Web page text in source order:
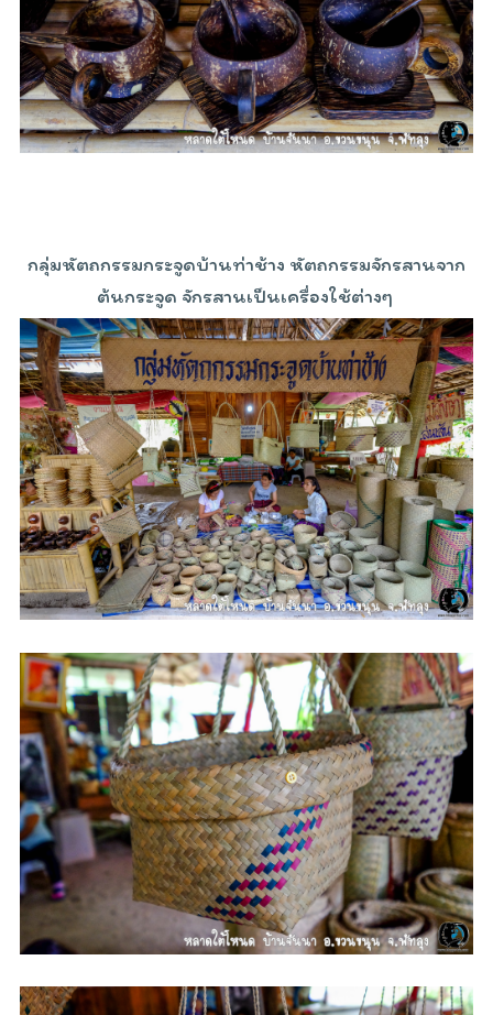
กลุ่มหัตถกรรมกระจูดบ้านท่าช้าง หัตถกรรมจักรสานจาก
ต้นกระจูด จักรสานเป็นเครื่องใช้ต่างๆ